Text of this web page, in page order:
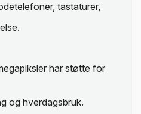
tastaturer,
har støtte for
og hverdagsbruk.